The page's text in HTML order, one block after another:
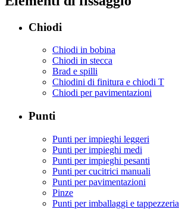
Chiodi
Chiodi in bobina
Chiodi in stecca
Brad e spilli
Chiodini di finitura e chiodi T
Chiodi per pavimentazioni
Punti
Punti per impieghi leggeri
Punti per impieghi medi
Punti per impieghi pesanti
Punti per cucitrici manuali
Punti per pavimentazioni
Pinze
Punti per imballaggi e tappezzeria